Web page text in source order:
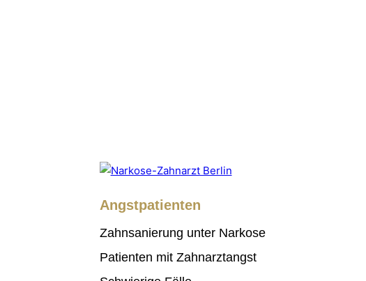
Angstpatienten
Zahnsanierung unter Narkose
Patienten mit Zahnarztangst